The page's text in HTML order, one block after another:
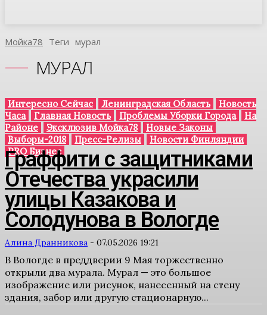
Мойка78 Теги Мурал
МУРАЛ
Интересно Сейчас Ленинградская Область
Новость
Часа
Главная Новость Проблемы Уборки Города
На
Районе
Эксклюзив Мойка78
Новые Законы
Выборы-2018
Пресс-Релизы
Новости Финляндии
PRO Бизнес
Граффити с защитниками
Отечества украсили
улицы Казакова и
Солодунова в Вологде
Алина Дранникова - 07.05.2026 19:21
В Вологде в преддверии 9 Мая торжественно
открыли два мурала. Мурал — это большое
изображение или рисунок, нанесенный на стену
здания, забор или другую стационарную...